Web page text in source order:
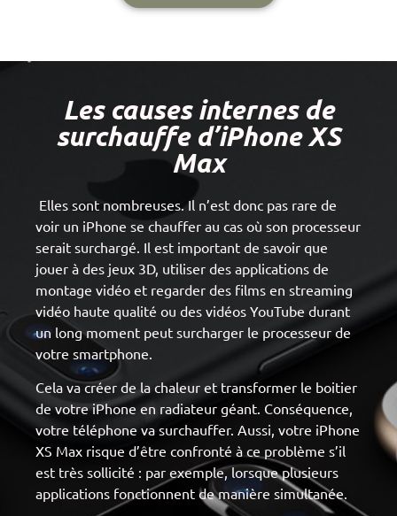
Les causes internes de
surchauffe d’iPhone XS
Max
Elles sont nombreuses. Il n’est donc pas rare de
voir un iPhone se chauffer au cas où son processeur
serait surchargé. Il est important de savoir que
jouer à des jeux 3D, utiliser des applications de
montage vidéo et regarder des films en streaming
vidéo haute qualité ou des vidéos YouTube durant
un long moment peut surcharger le processeur de
votre smartphone.
Cela va créer de la chaleur et transformer le boitier
de votre iPhone en radiateur géant. Conséquence,
votre téléphone va surchauffer. Aussi, votre iPhone
XS Max risque d’être confronté à ce problème s’il
est très sollicité : par exemple, lorsque plusieurs
applications fonctionnent de manière simultanée.